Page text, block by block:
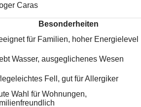
Caras
Besonderheiten
für Familien, hoher Energielevel
Wasser, ausgeglichenes Wesen
Fell, gut für Allergiker
Wahl für Wohnungen,